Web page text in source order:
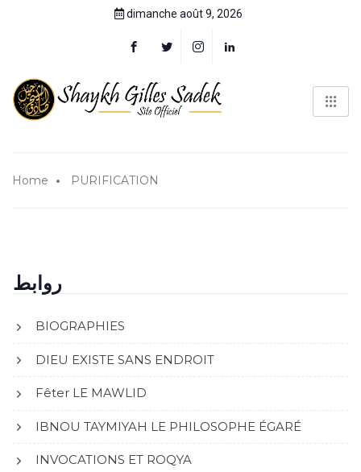
dimanche août 9, 2026
Home PURIFICATION
روابط
BIOGRAPHIES
DIEU EXISTE SANS ENDROIT
Fêter LE MAWLID
IBNOU TAYMIYAH LE PHILOSOPHE ÉGARÉ
INVOCATIONS ET ROQYA